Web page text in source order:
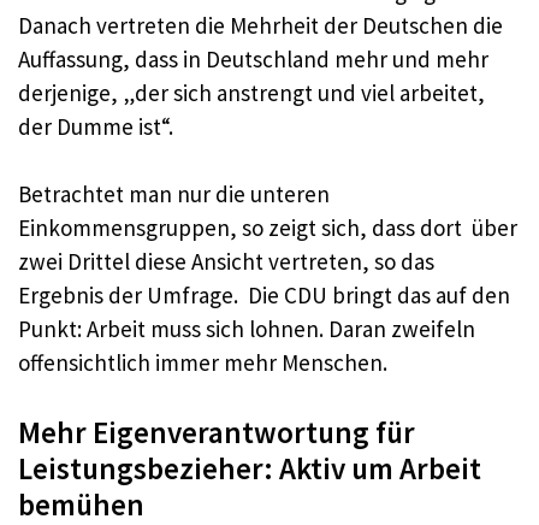
Danach vertreten die Mehrheit der Deutschen die
Auffassung, dass in Deutschland mehr und mehr
derjenige, „der sich anstrengt und viel arbeitet,
der Dumme ist“.
Betrachtet man nur die unteren
Einkommensgruppen, so zeigt sich, dass dort über
zwei Drittel diese Ansicht vertreten, so das
Ergebnis der Umfrage. Die CDU bringt das auf den
Punkt: Arbeit muss sich lohnen. Daran zweifeln
offensichtlich immer mehr Menschen.
Mehr Eigenverantwortung für
Leistungsbezieher: Aktiv um Arbeit
bemühen